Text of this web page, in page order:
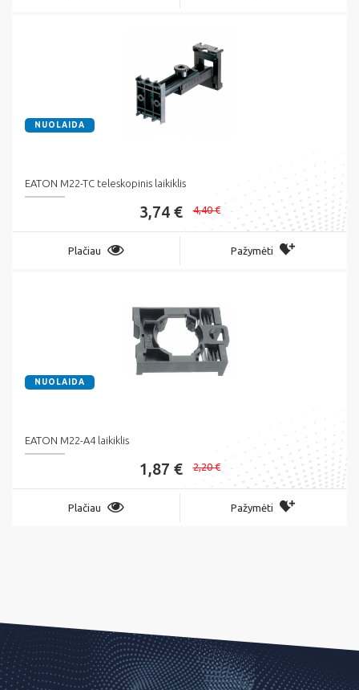
NUOLAIDA
EATON M22-TC teleskopinis laikiklis
3,74 € 4,40 €
Plačiau Pažymėti
NUOLAIDA
EATON M22-A4 laikiklis
1,87 € 2,20 €
Plačiau Pažymėti